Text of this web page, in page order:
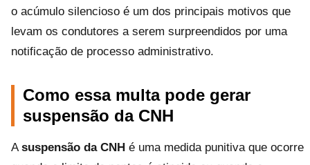
o acúmulo silencioso é um dos principais motivos que
levam os condutores a serem surpreendidos por uma
notificação de processo administrativo.
Como essa multa pode gerar
suspensão da CNH
Asuspensão da CNH é uma medida punitiva que ocorre